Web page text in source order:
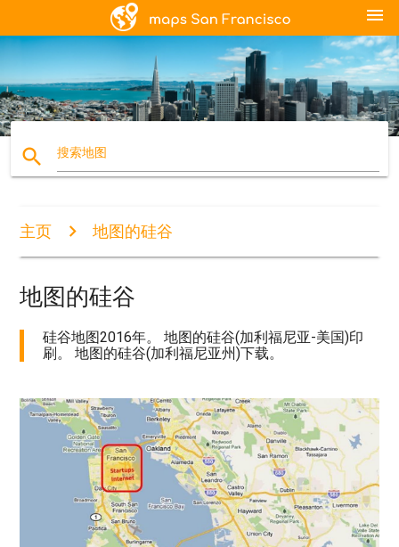
menu
search 搜索地图
主页 地图的硅谷
地图的硅谷
硅谷地图2016年。 地图的硅谷(加利福尼亚-美国)印
刷。 地图的硅谷(加利福尼亚州)下载。